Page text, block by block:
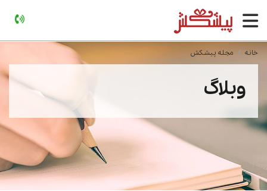
خانه مجله پیشکش
وبلاگ